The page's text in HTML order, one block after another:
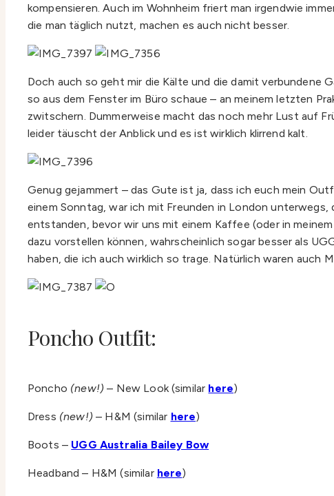
kompensieren. Auch im Wohnheim friert man irgendwie
die man täglich nutzt, machen es auch nicht besser.
Doch auch so geht mir die Kälte und die damit verbundene
so aus dem Fenster im Büro schaue – an meinem letzten
zwitschern. Dummerweise macht das noch mehr Lust auf
leider täuscht der Anblick und es ist wirklich klirrend kalt.
Genug gejammert – das Gute ist ja, dass ich euch mein
einem Sonntag, war ich mit Freunden in London unterwegs,
entstanden, bevor wir uns mit einem Kaffee (oder in
dazu vorstellen können, wahrscheinlich sogar besser als
haben, die ich auch wirklich so trage. Natürlich waren auch
Poncho Outfit:
Poncho (new!)– New Look (similar here)
Dress (new!)– H&M (similar here)
Boots – UGG Australia Bailey Bow
Headband – H&M (similar here)